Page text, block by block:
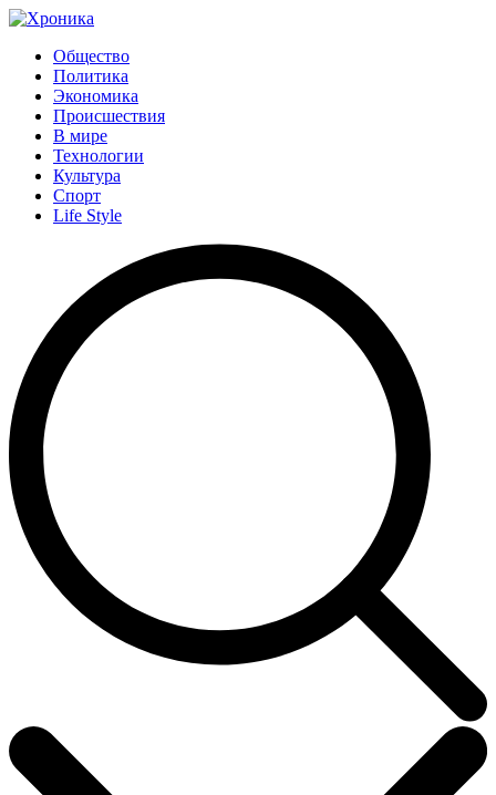
Общество
Политика
Экономика
Происшествия
В мире
Технологии
Культура
Спорт
Life Style